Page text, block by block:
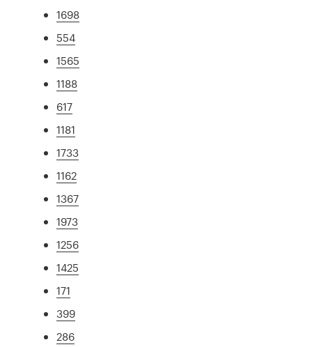
1698
554
1565
1188
617
1181
1733
1162
1367
1973
1256
1425
171
399
286